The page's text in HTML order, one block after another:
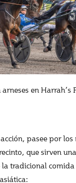
arneses en Harrah’s
pasee por los
que sirven
tradicional